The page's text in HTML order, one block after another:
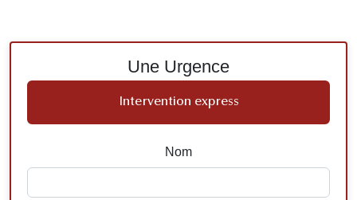
Une Urgence
Intervention express
Nom